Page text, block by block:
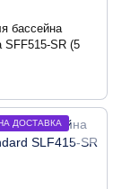
бассейна
SFF515-SR (5
ДОСТАВКА